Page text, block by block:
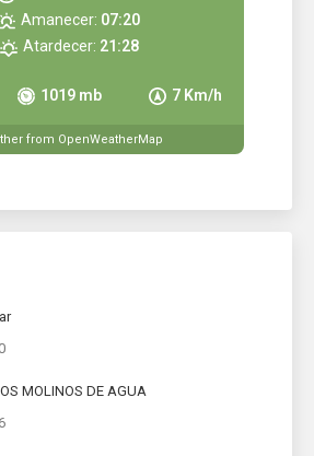
1019 mb 7 Km/h
Amanecer: 07:20
Atardecer: 21:28
from OpenWeatherMap
MOLINOS DE AGUA